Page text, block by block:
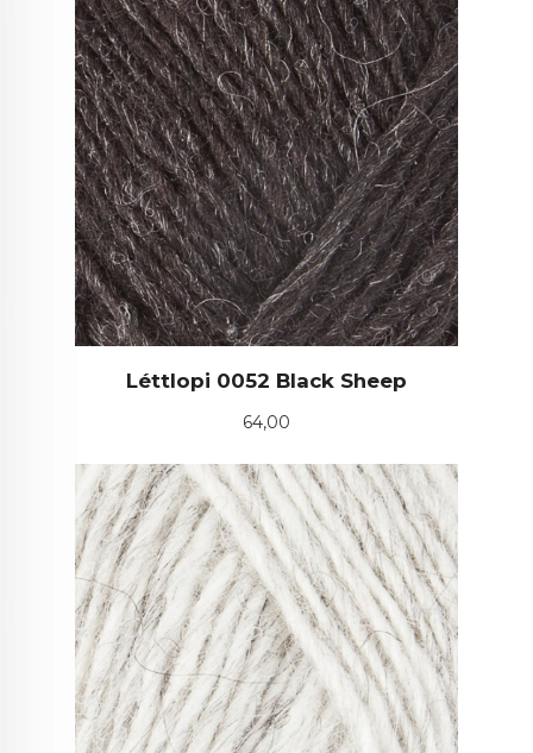
Léttlopi 0052 Black Sheep
Pris
64,00